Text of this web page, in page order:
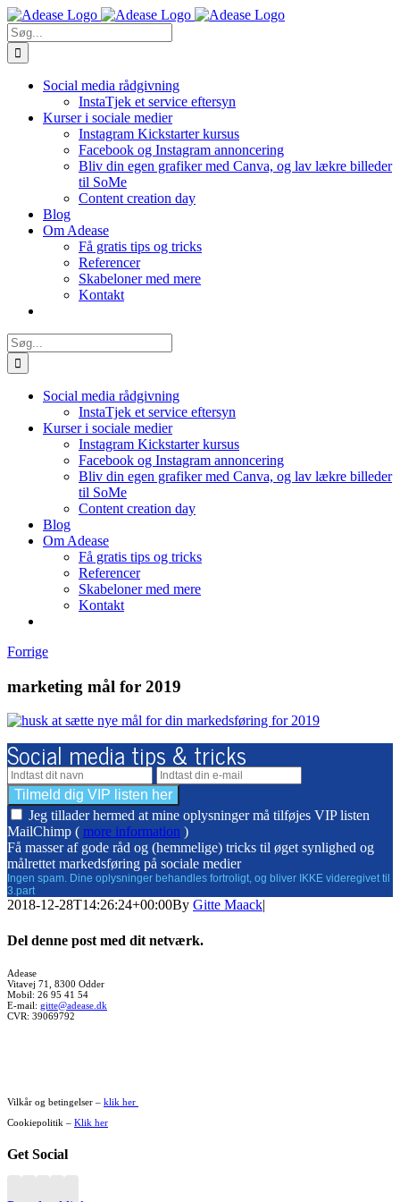
Skip
to
content
Søg
efter:
Social media rådgivning
InstaTjek et service eftersyn
Kurser i sociale medier
Instagram Kickstarter kursus
Facebook og Instagram annoncering
Bliv din egen grafiker med Canva, og lav lækre billeder
til SoMe
Content creation day
Blog
Om Adease
Få gratis tips og tricks
Referencer
Skabeloner med mere
Kontakt
Søg
efter:
Social media rådgivning
InstaTjek et service eftersyn
Kurser i sociale medier
Instagram Kickstarter kursus
Facebook og Instagram annoncering
Bliv din egen grafiker med Canva, og lav lækre billeder
til SoMe
Content creation day
Blog
Om Adease
Få gratis tips og tricks
Referencer
Skabeloner med mere
Kontakt
Forrige
marketing mål for 2019
Social media tips & tricks
Jeg tillader hermed at mine oplysninger må tilføjes VIP listen
MailChimp ( more information )
Få masser af gode råd og (hemmelige) tricks til øget synlighed og
målrettet markedsføring på sociale medier
Ingen spam. Dine oplysninger behandles fortroligt, og bliver IKKE videregivet til
3.part
2018-12-28T14:26:24+00:00By Gitte Maack|
Del denne post med dit netværk.
Facebook
X
WhatsApp
Pinterest
Vk
Xing
E-
mail
Adease
Vitavej 71, 8300 Odder
Mobil: 26 95 41 54
E-mail: gitte@adease.dk
CVR: 39069792
Vilkår og betingelser – klik her
Cookiepolitik – Klik her
Get Social